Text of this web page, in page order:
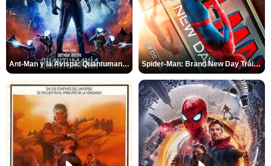
Ant-Man y la Avispa: Quantumanía Tráiler (2) Spider-Man: Brand New Day Tráiler (3)